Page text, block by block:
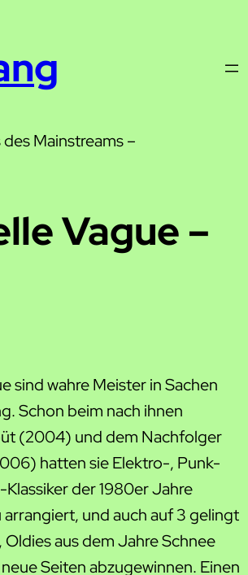
Mainstreams –
Vague –
sind wahre Meister in Sachen
Schon beim nach ihnen
(2004) und dem Nachfolger
hatten sie Elektro-, Punk-
der 1980er Jahre
und auch auf 3 gelingt
Oldies aus dem Jahre Schnee
Seiten abzugewinnen. Einen